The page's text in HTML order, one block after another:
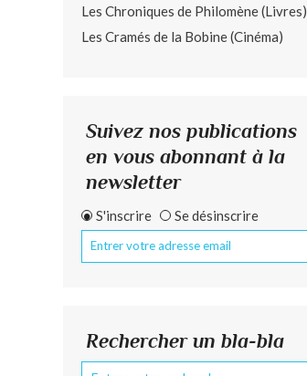
Les Chroniques de Philomène (Livres)
Les Cramés de la Bobine (Cinéma)
Suivez nos publications
en vous abonnant à la
newsletter
S'inscrire Se désinscrire
Rechercher un bla-bla